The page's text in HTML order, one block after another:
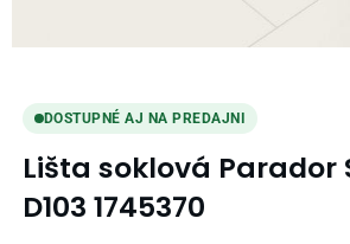
DOSTUPNÉ AJ NA PREDAJNI
Lišta soklová Parador
D103 1745370